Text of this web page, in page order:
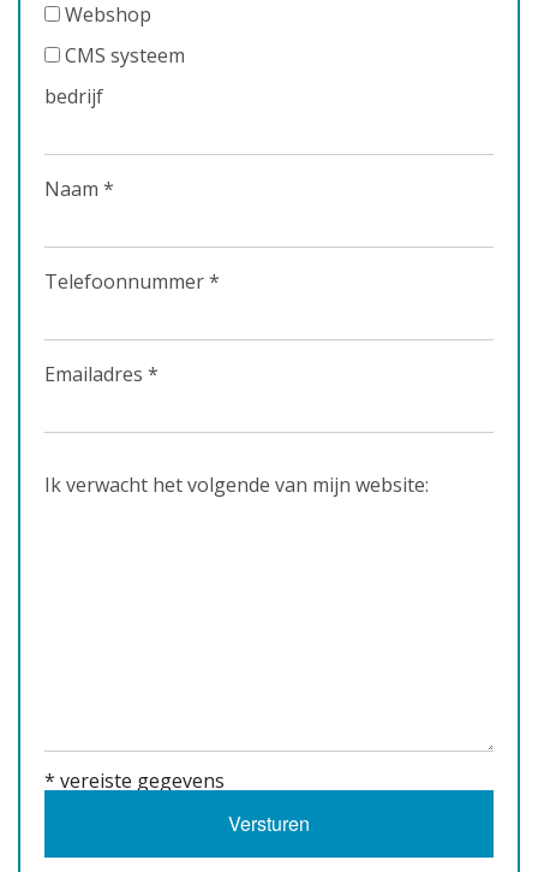
Webshop
CMS systeem
bedrijf
Naam *
Telefoonnummer *
Emailadres *
Ik verwacht het volgende van mijn website:
* vereiste gegevens
Versturen